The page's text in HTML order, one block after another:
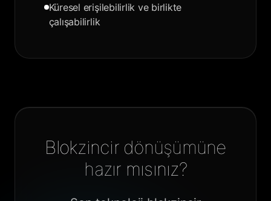
Küresel erişilebilirlik ve birlikte
çalışabilirlik
Blokzincir dönüşümüne
hazır mısınız?